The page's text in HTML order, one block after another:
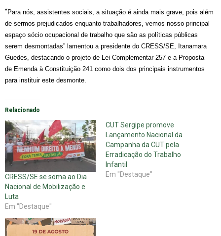
“Para nós, assistentes sociais, a situação é ainda mais grave, pois além
de sermos prejudicados enquanto trabalhadores, vemos nosso principal
espaço sócio ocupacional de trabalho que são as políticas públicas
serem desmontadas” lamentou a presidente do CRESS/SE, Itanamara
Guedes, destacando o projeto de Lei Complementar 257 e a Proposta
de Emenda à Constituição 241 como dois dos principais instrumentos
para instituir este desmonte.
Relacionado
CRESS/SE se soma ao Dia
Nacional de Mobilização e
Luta
Em "Destaque"
CUT Sergipe promove
Lançamento Nacional da
Campanha da CUT pela
Erradicação do Trabalho
Infantil
Em "Destaque"